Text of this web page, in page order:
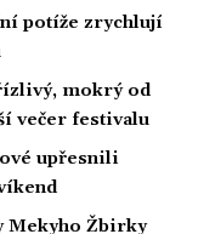
potíže zrychlují
mokrý od
večer festivalu
upřesnili
Mekyho Žbirky